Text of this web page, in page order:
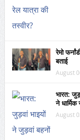
रेमो
बताई
August
भारत:
ने धार्मिक
August